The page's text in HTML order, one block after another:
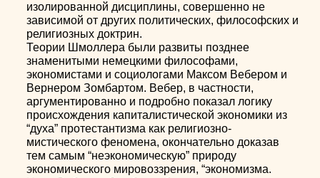
изолированной дисциплины, совершенно не
зависимой от других политических, философских и
религиозных доктрин.
Теории Шмоллера были развиты позднее
знаменитыми немецкими философами,
экономистами и социологами Максом Вебером и
Вернером Зомбартом. Вебер, в частности,
аргументированно и подробно показал логику
происхождения капиталистической экономики из
“духа” протестантизма как религиозно-
мистического феномена, окончательно доказав
тем самым “неэкономическую” природу
экономического мировоззрения, “экономизма.